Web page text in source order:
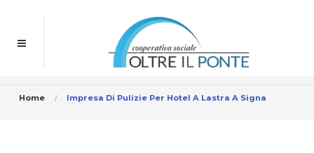
Home Impresa Di Pulizie Per Hotel A Lastra A Signa